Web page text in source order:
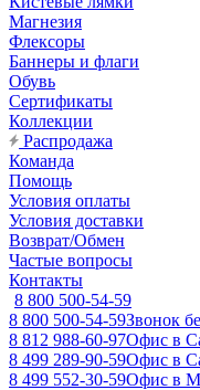
Магнезия
Флексоры
Баннеры и флаги
Обувь
Сертификаты
Коллекции
Распродажа
Команда
Помощь
Условия оплаты
Условия доставки
Возврат/Обмен
Частые вопросы
Контакты
8 800 500-54-59
8 800 500-54-59Звонок
8 812 988-60-97Офис в
8 499 289-90-59Офис в
8 499 552-30-59Офис в